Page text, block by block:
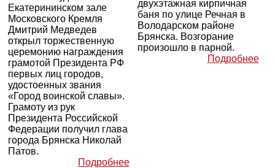
Екатерининском зале
Московского Кремля
Дмитрий Медведев
открыл торжественную
церемонию награждения
грамотой Президента РФ
первых лиц городов,
удостоенных звания
«Город воинской славы».
Грамоту из рук
Президента Российской
Федерации получил глава
города Брянска Николай
Патов.
Подробнее
двухэтажная кирпичная
баня по улице Речная в
Володарском районе
Брянска. Возгорание
произошло в парной.
Подробнее